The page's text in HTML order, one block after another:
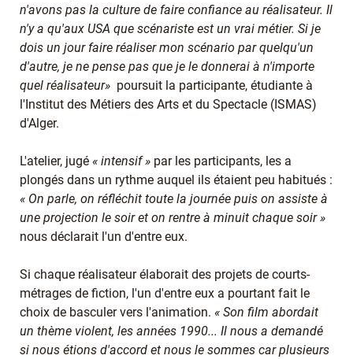
n'avons pas la culture de faire confiance au réalisateur. Il
n'y a qu'aux USA que scénariste est un vrai métier. Si je
dois un jour faire réaliser mon scénario par quelqu'un
d'autre, je ne pense pas que je le donnerai à n'importe
quel réalisateur» poursuit la participante, étudiante à
l'Institut des Métiers des Arts et du Spectacle (ISMAS)
d'Alger.
L'atelier, jugé « intensif » par les participants, les a
plongés dans un rythme auquel ils étaient peu habitués :
« On parle, on réfléchit toute la journée puis on assiste à
une projection le soir et on rentre à minuit chaque soir »
nous déclarait l'un d'entre eux.
Si chaque réalisateur élaborait des projets de courts-
métrages de fiction, l'un d'entre eux a pourtant fait le
choix de basculer vers l'animation. « Son film abordait
un thème violent, les années 1990... Il nous a demandé
si nous étions d'accord et nous le sommes car plusieurs